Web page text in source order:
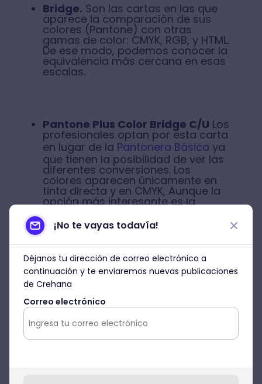
Bridge. Son las cartas en las que
aparece la comparación de sus
colores (Pantone) con otras
gamas de color: CMYK, RGB, y HTML.
De ese modo, podemos conocer la
equivalencia más cercana en esas
escalas.
Pantone Plus Color Bridge C/U Los
profesionales optan por esta carta
en lugar de la Pantonera Básica ya
que tienen la posibilidad de ver las
diferentes conversiones. Los
colores aparecen únicamente en
tinta directa y en CMYK, Aunque la
opción más interesante es la
HTML) para todos aquellos que su
trabajo está centrado en pantallas.
Pantone CMYK
colores CMYK con su fórmula para
llegar al tono. Recuerda que no
vienen colores Pantone como el
Pantone Bridge que si te da las
equivalencias. Es ideal para
¡No te vayas todavía!
Déjanos tu dirección de correo electrónico a
continuación y te enviaremos nuevas publicaciones
de Crehana
Correo electrónico